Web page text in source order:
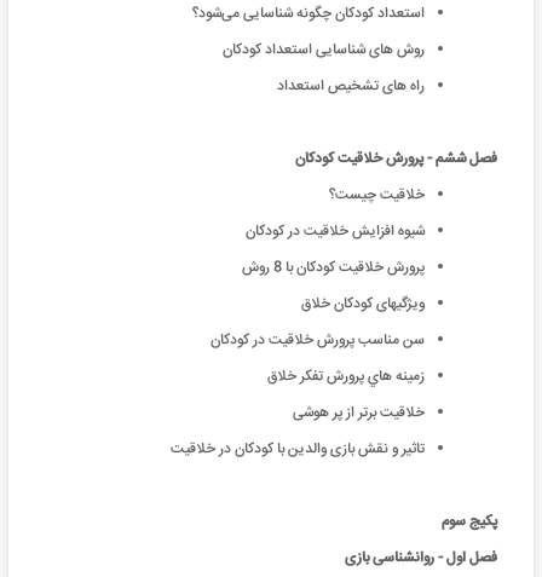
استعداد کودکان چگونه شناسایی می‌شود؟
روش های شناسایی استعداد کودکان
راه های تشخیص استعداد
فصل ششم - پرورش خلاقیت کودکان
خلاقیت چیست؟
شيوه افزايش خلاقيت در کودکان
پرورش خلاقیت کودکان با 8 روش
ویژگیهای کودکان خلاق
سن مناسب پرورش خلاقيت در کودکان
زمينه هاي پرورش تفکر خلاق
خلاقیت برتر از پر هوشی
تاثیر و نقش بازی والدین با کودکان در خلاقیت
پکیج سوم
فصل اول - روانشناسی بازی